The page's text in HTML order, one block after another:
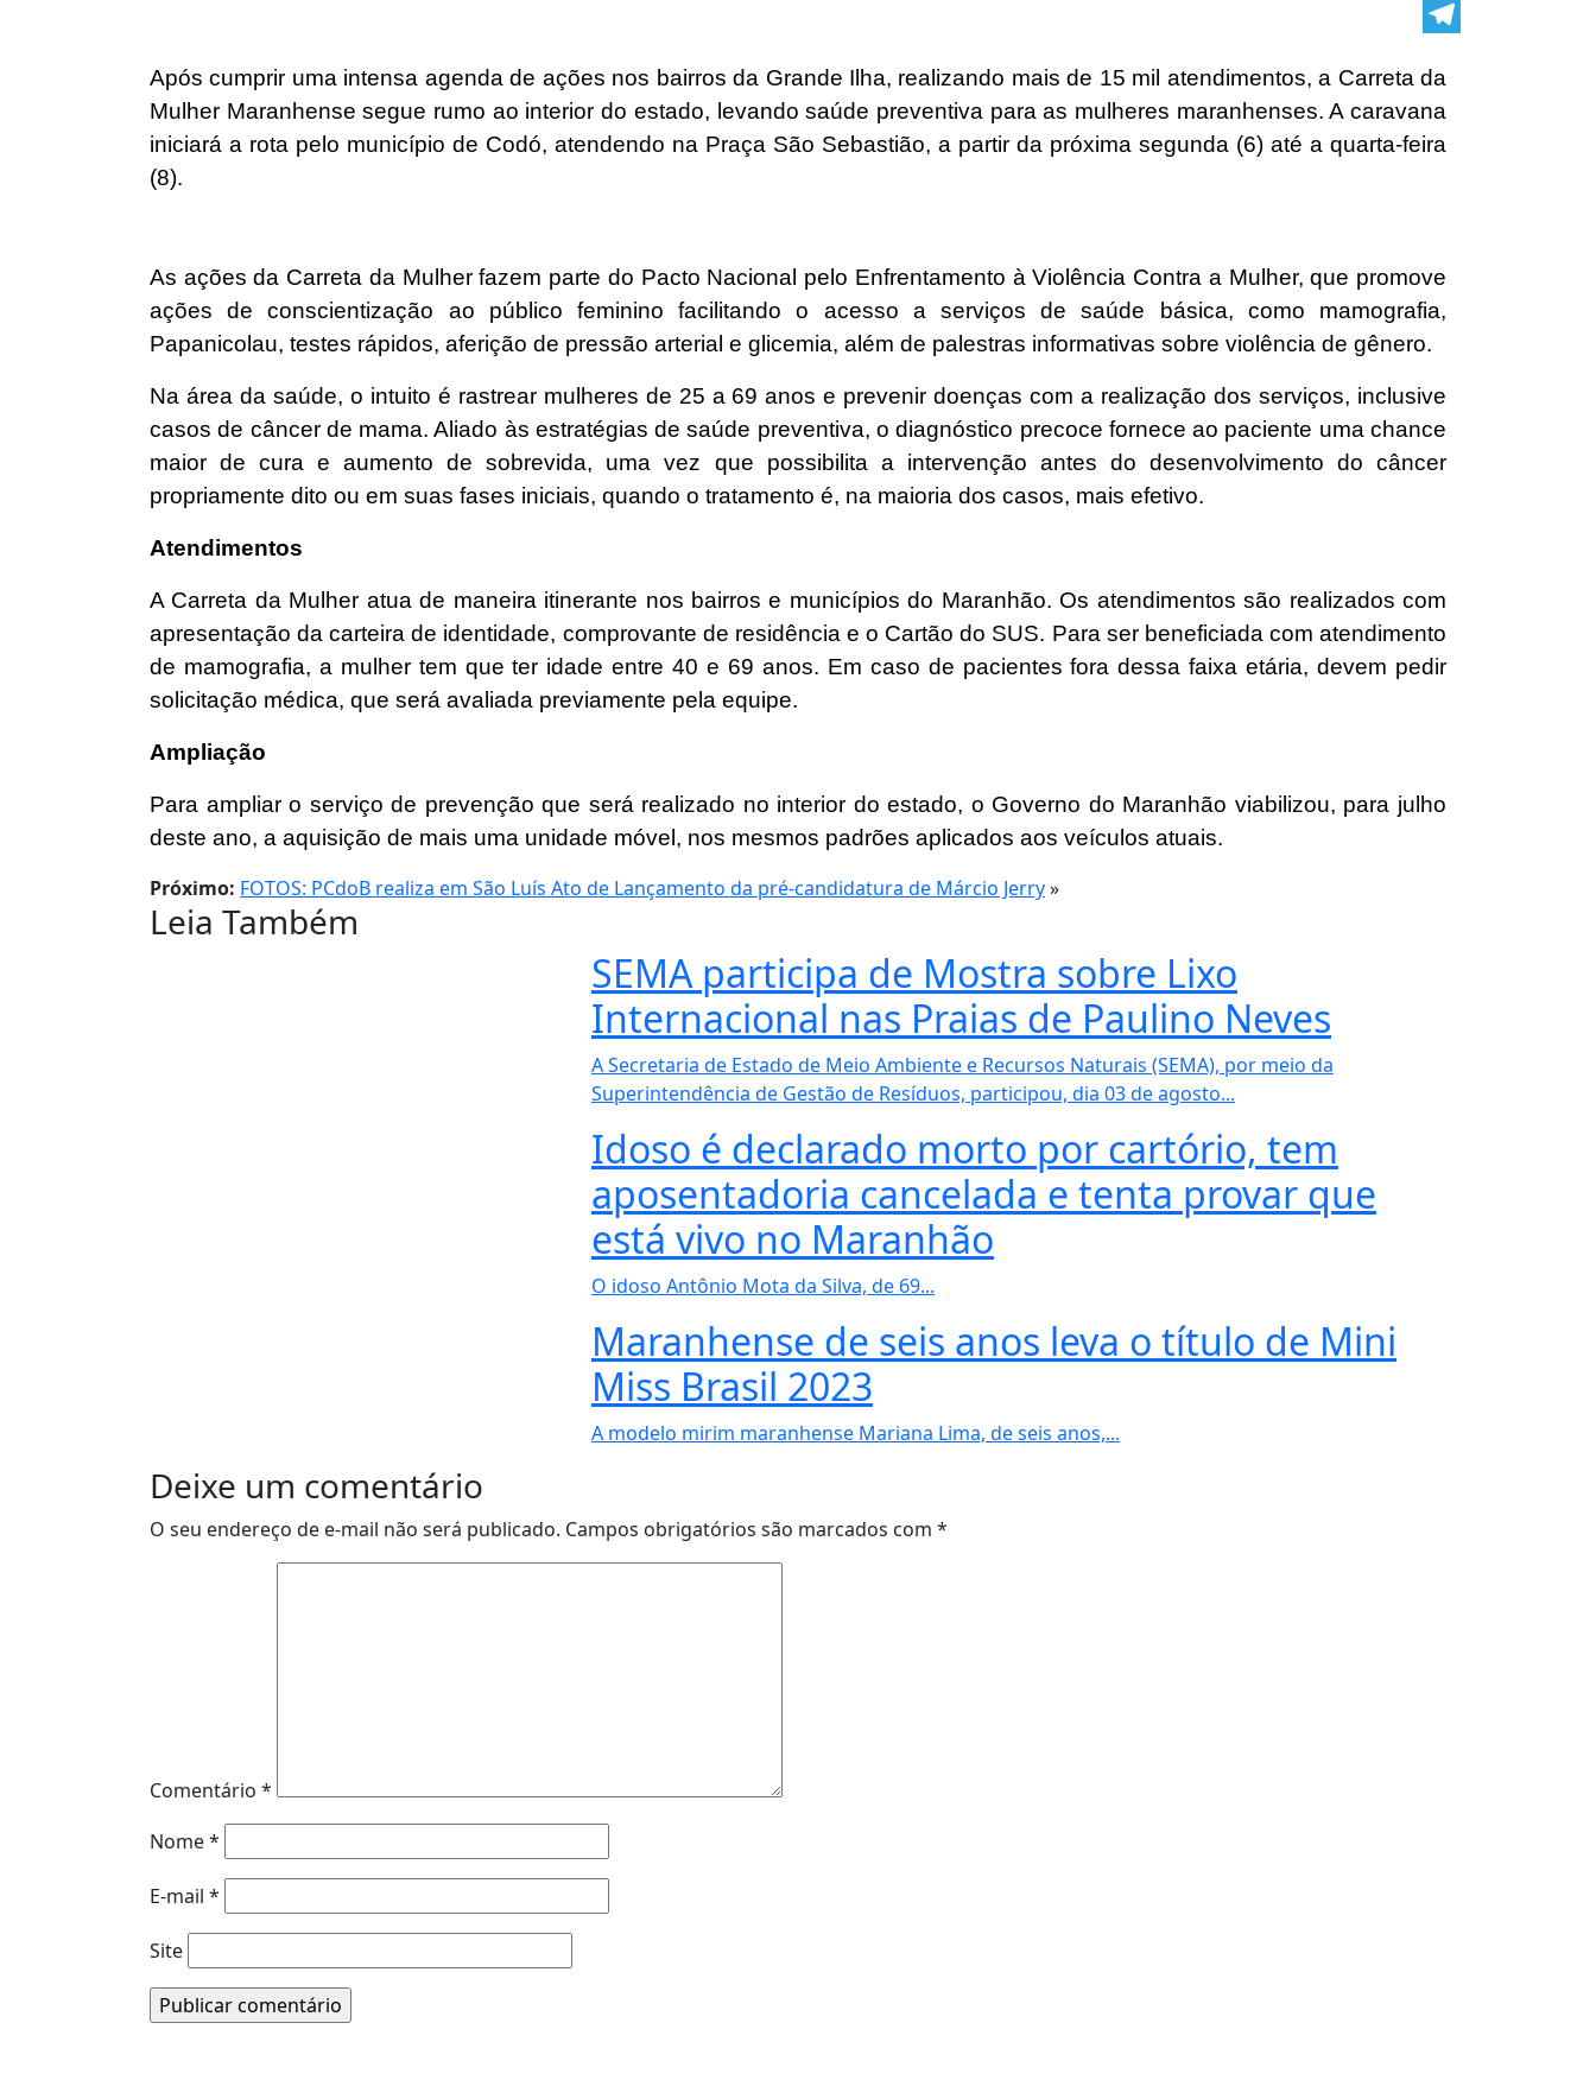
WhatsApp
Após cumprir uma intensa agenda de ações nos bairros da Grande Ilha, realizando mais de 15 mil atendimentos, a Carreta da
Mulher Maranhense segue rumo ao interior do estado, levando saúde preventiva para as mulheres maranhenses. A caravana
iniciará a rota pelo município de Codó, atendendo na Praça São Sebastião, a partir da próxima segunda (6) até a quarta-feira
(8).
As ações da Carreta da Mulher fazem parte do Pacto Nacional pelo Enfrentamento à Violência Contra a Mulher, que promove
ações de conscientização ao público feminino facilitando o acesso a serviços de saúde básica, como mamografia,
Papanicolau, testes rápidos, aferição de pressão arterial e glicemia, além de palestras informativas sobre violência de gênero.
Na área da saúde, o intuito é rastrear mulheres de 25 a 69 anos e prevenir doenças com a realização dos serviços, inclusive
casos de câncer de mama. Aliado às estratégias de saúde preventiva, o diagnóstico precoce fornece ao paciente uma chance
maior de cura e aumento de sobrevida, uma vez que possibilita a intervenção antes do desenvolvimento do câncer
propriamente dito ou em suas fases iniciais, quando o tratamento é, na maioria dos casos, mais efetivo.
Atendimentos
A Carreta da Mulher atua de maneira itinerante nos bairros e municípios do Maranhão. Os atendimentos são realizados com
apresentação da carteira de identidade, comprovante de residência e o Cartão do SUS. Para ser beneficiada com atendimento
de mamografia, a mulher tem que ter idade entre 40 e 69 anos. Em caso de pacientes fora dessa faixa etária, devem pedir
solicitação médica, que será avaliada previamente pela equipe.
Ampliação
Para ampliar o serviço de prevenção que será realizado no interior do estado, o Governo do Maranhão viabilizou, para julho
deste ano, a aquisição de mais uma unidade móvel, nos mesmos padrões aplicados aos veículos atuais.
Próximo: FOTOS: PCdoB realiza em São Luís Ato de Lançamento da pré-candidatura de Márcio Jerry»
Leia Também
SEMA participa de Mostra sobre Lixo
Internacional nas Praias de Paulino Neves
A Secretaria de Estado de Meio Ambiente e Recursos Naturais (SEMA), por meio da
Superintendência de Gestão de Resíduos, participou, dia 03 de agosto...
Idoso é declarado morto por cartório, tem
aposentadoria cancelada e tenta provar que
está vivo no Maranhão
O idoso Antônio Mota da Silva, de 69...
Maranhense de seis anos leva o título de Mini
Miss Brasil 2023
A modelo mirim maranhense Mariana Lima, de seis anos,...
Deixe um comentário
O seu endereço de e-mail não será publicado. Campos obrigatórios são marcados com *
Comentário *
Nome*
E-mail *
Site